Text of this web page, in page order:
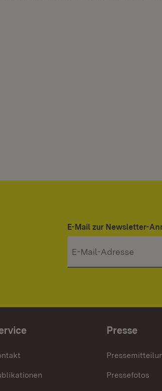
E-Mail zur Newsletter-
Presse
Pressefotos